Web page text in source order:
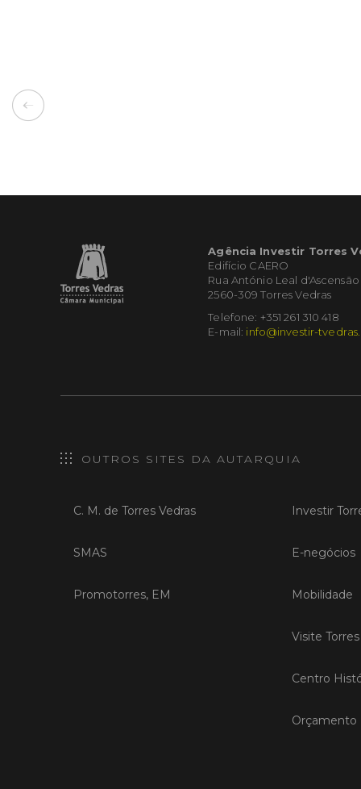
Agência Investir Torres
Edifício CAERO
Rua António Leal d'Ascensão
2560-309 Torres Vedras
Telefone: +351 261 310 418
E-mail: info@investir-
OUTROS SITES DA AUTARQUIA
C. M. de Torres Vedras
SMAS
Promotorres, EM
Investir
E-negócios
Mobilidade
Visite
Centro
Orçamento